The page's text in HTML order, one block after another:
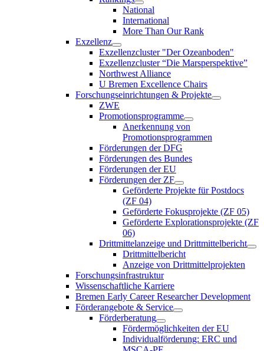
National
International
More Than Our Rank
Exzellenz
Exzellenzcluster "Der Ozeanboden"
Exzellenzcluster “Die Marsperspektive”
Northwest Alliance
U Bremen Excellence Chairs
Forschungseinrichtungen & Projekte
ZWE
Promotionsprogramme
Anerkennung von
Promotionsprogrammen
Förderungen der DFG
Förderungen des Bundes
Förderungen der EU
Förderungen der ZF
Geförderte Projekte für Postdocs
(ZF 04)
Geförderte Fokusprojekte (ZF 05)
Geförderte Explorationsprojekte (ZF
06)
Drittmittelanzeige und Drittmittelbericht
Drittmittelbericht
Anzeige von Drittmittelprojekten
Forschungsinfrastruktur
Wissenschaftliche Karriere
Bremen Early Career Researcher Development
Förderangebote & Service
Förderberatung
Fördermöglichkeiten der EU
Individualförderung: ERC und